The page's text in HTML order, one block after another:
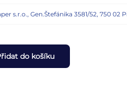
s.r.o., Gen.Štefánika 3581/52, 750
do košíku